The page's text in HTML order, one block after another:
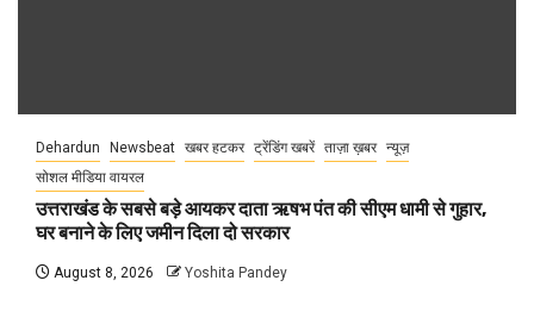
Dehardun Newsbeat खबर हटकर ट्रेंडिंग खबरें ताज़ा ख़बर न्यूज़
सोशल मीडिया वायरल
उत्तराखंड के सबसे बड़े आयकर दाता ऋषभ पंत की सीएम धामी से गुहार,
घर बनाने के लिए जमीन दिला दो सरकार
August 8, 2026 Yoshita Pandey